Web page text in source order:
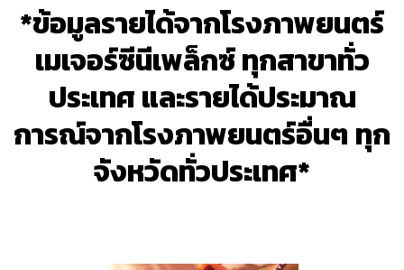
*ข้อมูลรายได้จากโรงภาพยนตร์
เมเจอร์ซีนีเพล็กซ์ ทุกสาขาทั่ว
ประเทศ และรายได้ประมาณ
การณ์จากโรงภาพยนตร์อื่นๆ ทุก
จังหวัดทั่วประเทศ*